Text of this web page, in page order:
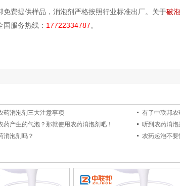
费提供样品，消泡剂严格按照行业标准出厂。关于破
国服务热线： 17722334787。
泡剂与有机硅消泡剂的区别？来现在告诉你
药消泡剂三大注意事项
有了中联邦
药产生的气泡？那就使用农药消泡剂吧！
听到农药消
消泡剂吗？
农药起泡不要